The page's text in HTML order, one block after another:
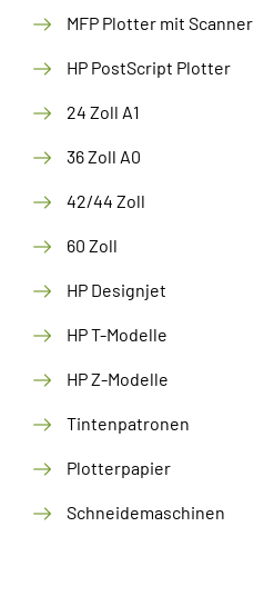
MFP Plotter mit Scanner
HP PostScript Plotter
24 Zoll A1
36 Zoll A0
42/44 Zoll
60 Zoll
HP Designjet
HP T-Modelle
HP Z-Modelle
Tintenpatronen
Plotterpapier
Schneidemaschinen